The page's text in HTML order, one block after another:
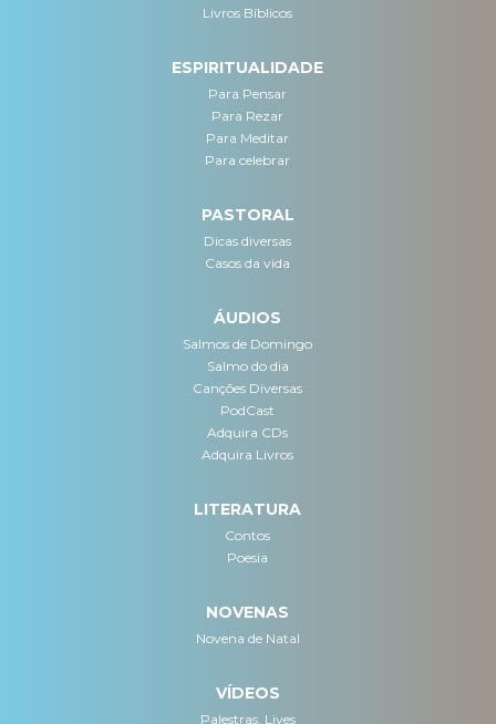
Livros Bíblicos
ESPIRITUALIDADE
Para Pensar
Para Rezar
Para Meditar
Para celebrar
PASTORAL
Dicas diversas
Casos da vida
ÁUDIOS
Salmos de Domingo
Salmo do dia
Canções Diversas
PodCast
Adquira CDs
Adquira Livros
LITERATURA
Contos
Poesia
NOVENAS
Novena de Natal
VÍDEOS
Palestras, Lives